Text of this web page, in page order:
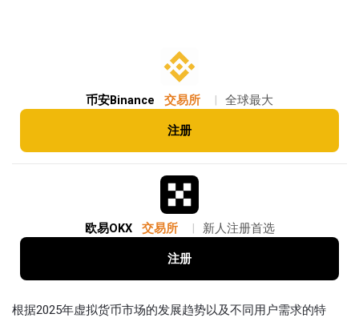
币安Binance 交易所 全球最大
注册
欧易OKX 交易所 新人注册首选
注册
根据2025年虚拟货币市场的发展趋势以及不同用户需求的特